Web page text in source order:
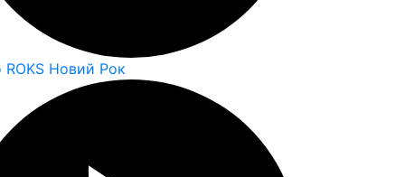
ROKS Новий Рок